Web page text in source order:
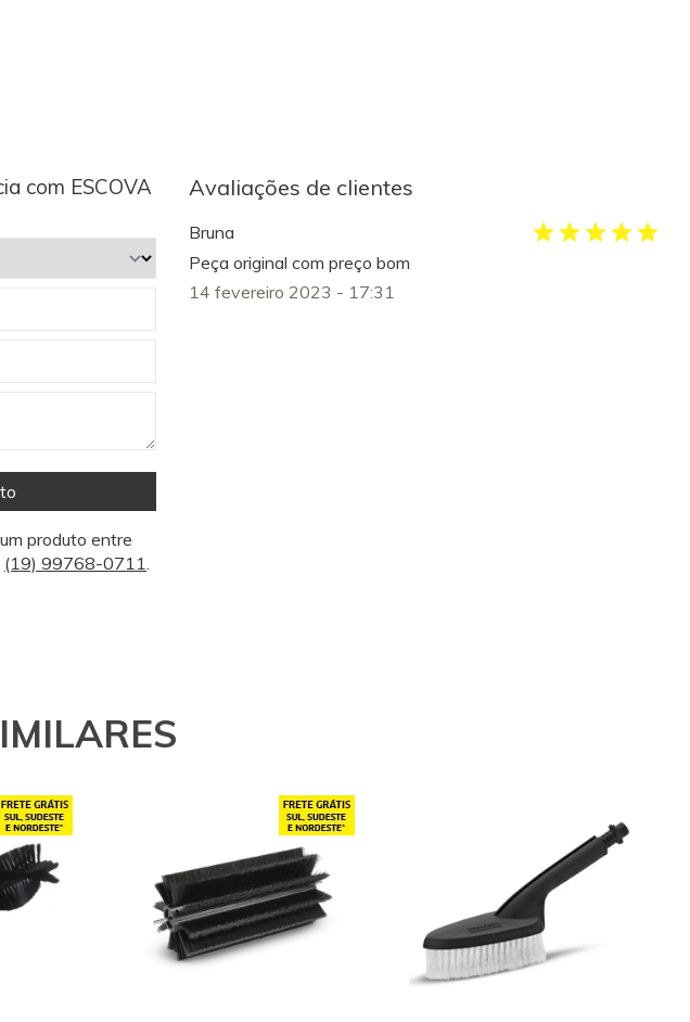
com ESCOVA
produto entre
(19) 99768-0711.
Avaliações de clientes
Bruna
Peça original com preço bom
14 fevereiro 2023 - 17:31